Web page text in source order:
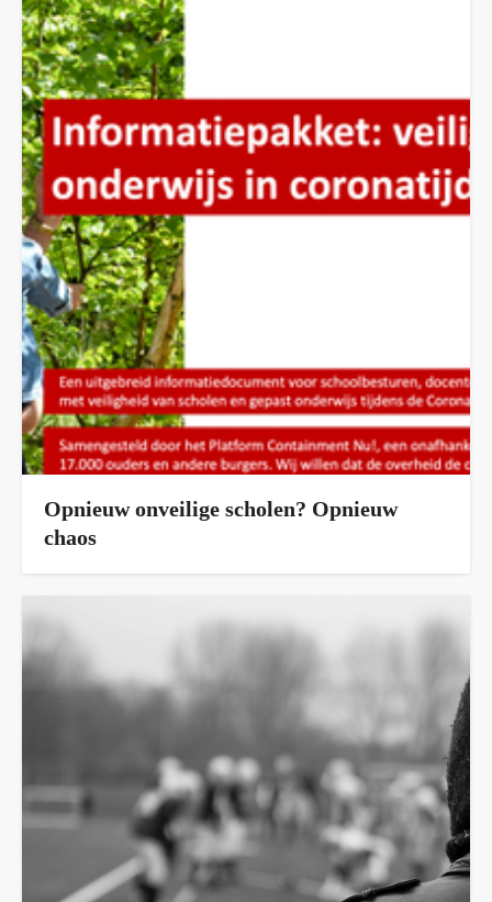
Opnieuw onveilige scholen? Opnieuw
chaos